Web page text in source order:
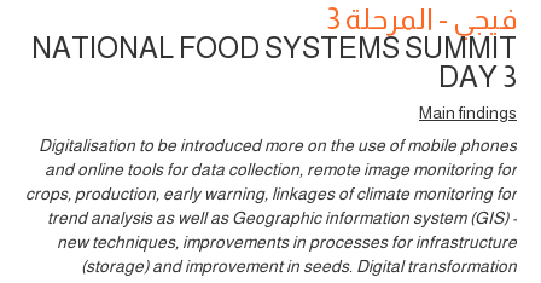
فيجي - المرحلة 3
NATIONAL FOOD SYSTEMS SUMMIT
DAY 3
Main findings
Digitalisation to be introduced more on the use of mobile phones
and online tools for data collection, remote image monitoring for
crops, production, early warning, linkages of climate monitoring for
trend analysis as well as Geographic information system (GIS) -
new techniques, improvements in processes for infrastructure
(storage) and improvement in seeds. Digital transformation